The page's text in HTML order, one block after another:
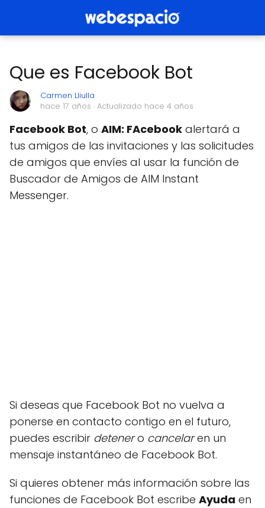
Que es Facebook Bot
Carmen Lliulla
hace 17 años · Actualizado hace 4 años
Facebook Bot, o AIM: FAcebook alertará a
tus amigos de las invitaciones y las solicitudes
de amigos que envíes al usar la función de
Buscador de Amigos de AIM Instant
Messenger.
Si deseas que Facebook Bot no vuelva a
ponerse en contacto contigo en el futuro,
puedes escribir detenero cancelaren un
mensaje instantáneo de Facebook Bot.
Si quieres obtener más información sobre las
funciones de Facebook Bot escribe Ayuda en